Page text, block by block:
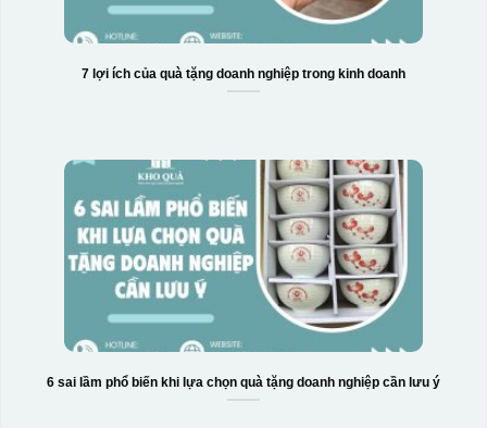
Hộp xi bình hoa
7 lợi ích của quà tặng doanh nghiệp trong kinh doanh
6 sai lầm phổ biến khi lựa chọn quà tặng doanh nghiệp cần lưu ý